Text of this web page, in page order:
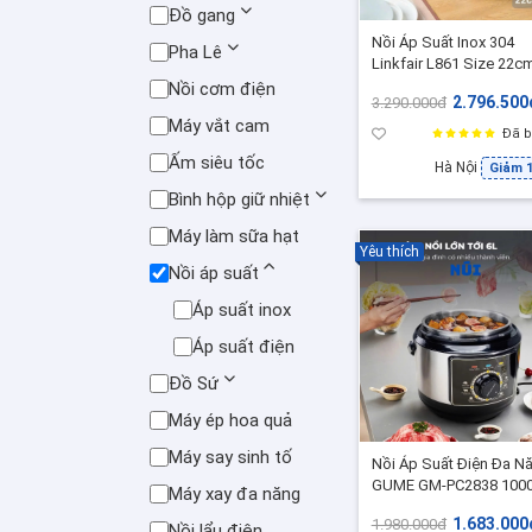
Đồ gang
Pha Lê
Nồi cơm điện
Máy vắt cam
Ấm siêu tốc
Bình hộp giữ nhiệt
Máy làm sữa hạt
Nồi áp suất
Áp suất inox
Áp suất điện
Đồ Sứ
Máy ép hoa quả
Máy say sinh tố
Máy xay đa năng
Nồi Áp Suất Inox 304
Linkfair L861 Size
Ninh Hầm Đa Năng, Phù
Hợp mọi loại bếp
3.290.000đ
Đã
Hà Nội Giảm
Nồi Áp Suất Điện Đa
GUME GM-PC2838
Tháng Chính Hãng
1.980.000đ
Yêu thích